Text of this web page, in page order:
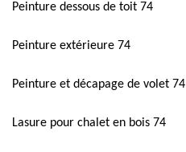
Peinture dessous de toit 74
Peinture extérieure 74
Peinture et décapage de volet 74
Lasure pour chalet en bois 74